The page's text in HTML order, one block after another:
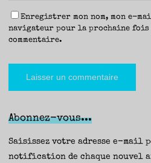
Enregistrer mon nom, mon e-
navigateur pour la prochaine fois
commentaire.
Abonnez-vous...
Saisissez votre adresse e-mail
notification de chaque nouvel